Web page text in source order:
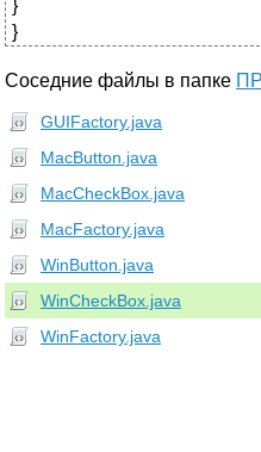
}
}
Соседние файлы в папке
GUIFactory.java
MacButton.java
MacCheckBox.java
MacFactory.java
WinButton.java
WinCheckBox.java
WinFactory.java